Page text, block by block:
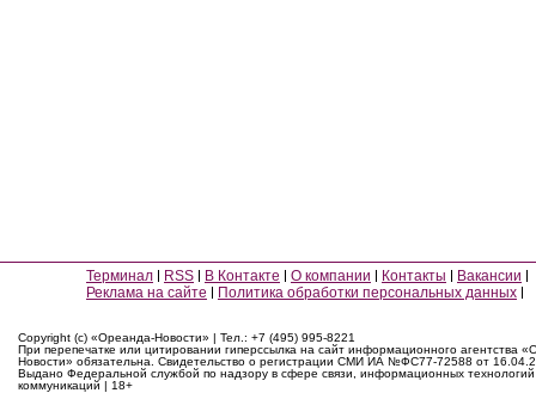
Терминал RSS В Контакте О компании Контакты
Вакансии
Реклама на сайте
Политика обработки персональных данных
Copyright (c) «Ореанда-Новости» | Тел.: +7 (495) 995-8221
При перепечатке или цитировании гиперссылка на сайт информационного агентства
Новости» обязательна. Свидетельство о регистрации СМИ ИА №ФС77-72588 от
Выдано Федеральной службой по надзору в сфере связи, информационных
коммуникаций | 18+